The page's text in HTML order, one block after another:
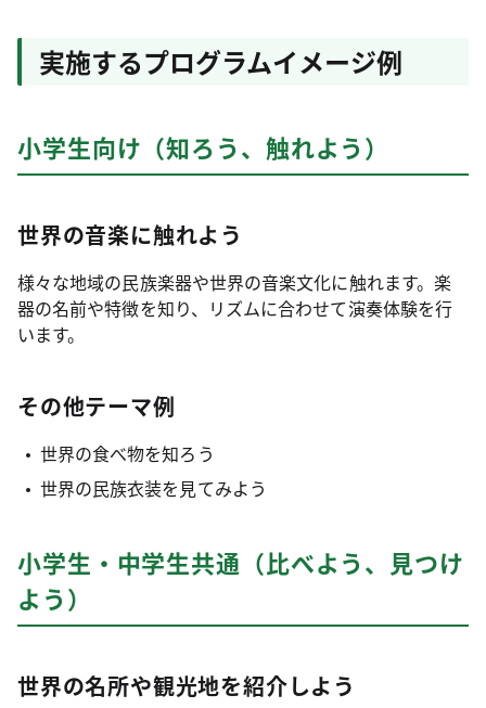
実施するプログラムイメージ例
小学生向け（知ろう、触れよう）
世界の音楽に触れよう
様々な地域の民族楽器や世界の音楽文化に触れます。楽
器の名前や特徴を知り、リズムに合わせて演奏体験を行
います。
その他テーマ例
世界の食べ物を知ろう
世界の民族衣装を見てみよう
小学生・中学生共通（比べよう、見つけ
よう）
世界の名所や観光地を紹介しよう